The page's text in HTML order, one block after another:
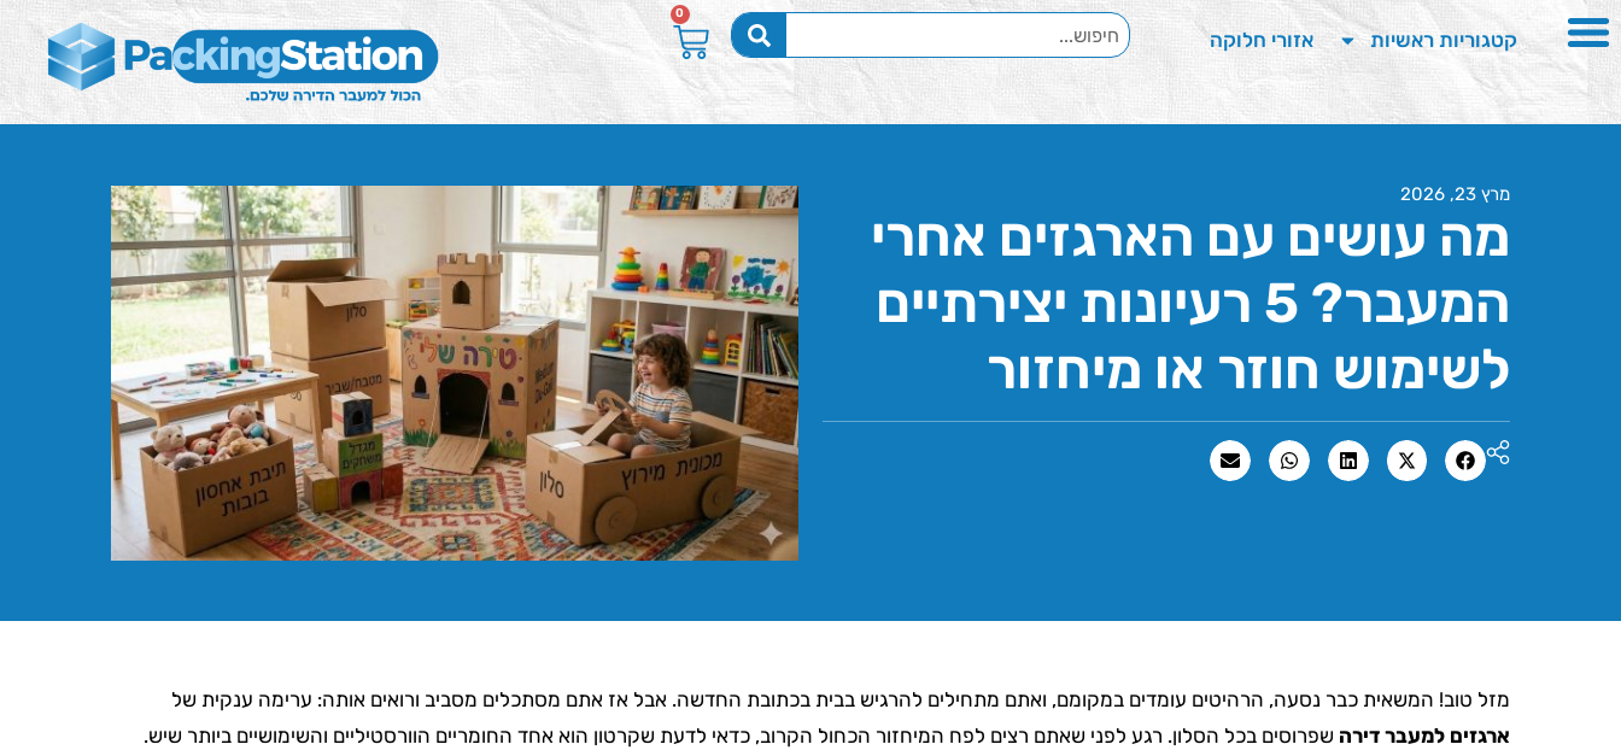
קטגוריות ראשיות אזורי חלוקה
0
מרץ 23, 2026
מה עושים עם הארגזים אחרי
המעבר? 5 רעיונות יצירתיים
לשימוש חוזר או מיחזור
מזל טוב! המשאית כבר נסעה, הרהיטים עומדים במקומם, ואתם מתחילים להרגיש בבית בכתובת החדשה. אבל אז אתם מסתכלים מסביב ורואים אותה: ערימה ענקית של
ארגזים למעבר דירה שפרוסים בכל הסלון. רגע לפני שאתם רצים לפח המיחזור הכחול הקרוב, כדאי לדעת שקרטון הוא אחד החומריים הוורסטיליים והשימושיים ביותר שיש.